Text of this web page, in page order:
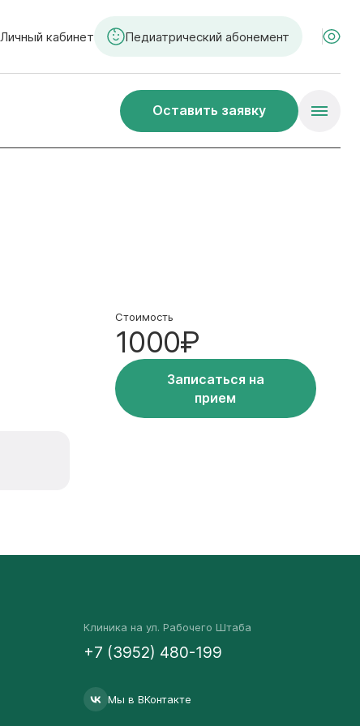
Личный кабинет Педиатрический абонемент
Оставить заявку
Стоимость
1000₽
Записаться на
прием
Клиника на ул. Рабочего Штаба
+7 (3952) 480-199
Мы в ВКонтакте